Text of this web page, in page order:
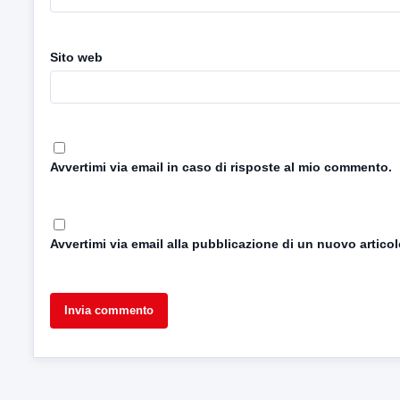
Sito web
Avvertimi via email in caso di risposte al mio commento.
Avvertimi via email alla pubblicazione di un nuovo